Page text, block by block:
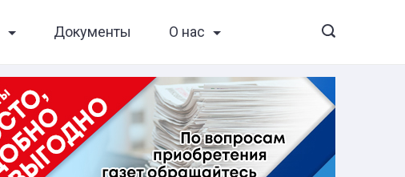
Документы О нас